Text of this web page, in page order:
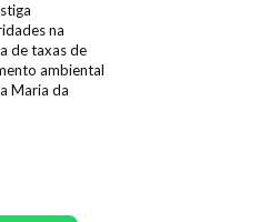
na
de taxas de
ambiental
Maria da